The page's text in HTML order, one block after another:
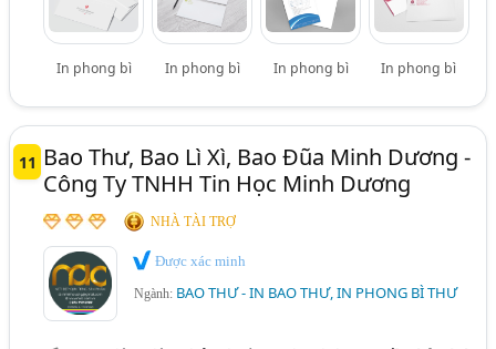
In phong bì In phong bì In phong bì In phong bì
11 Bao Thư, Bao Lì Xì, Bao Đũa Minh Dương -
Công Ty TNHH Tin Học Minh Dương
NHÀ TÀI TRỢ
Được xác minh
Ngành: BAO THƯ - IN BAO THƯ, IN PHONG BÌ THƯ